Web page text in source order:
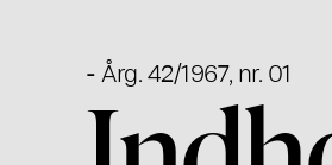
- Årg. 42/1967, nr. 01